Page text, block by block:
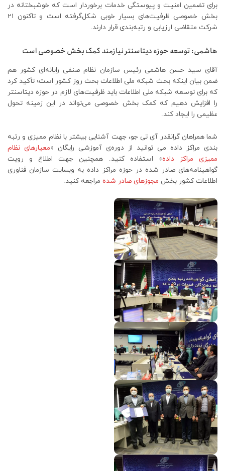
برای تضمین امنیت و پیوستگی خدمات برخوردار است که خوشبختانه در
بخش خصوصی ظرفیت‌های بسیار خوبی شکل‌گرفته است و تاکنون 21
شرکت متقاضی ارزیابی و رتبه‌بندی قرار دارند.
هاشمی: توسعه حوزه دیتاسنتر نیازمند کمک بخش خصوصی است
آقای سید حسن هاشمی رئیس سازمان نظام صنفی رایانه‌ای کشور هم
ضمن بیان اینکه بحث شبکه ملی اطلاعات بحث روز کشور است؛ تأکید کرد
که برای توسعه شبکه ملی اطلاعات باید ظرفیت‌های لازم در حوزه دیتاسنتر
را افزایش دهیم که کمک بخش خصوصی می‌تواند در این زمینه تحول
عظیمی را ایجاد کند.
شما همراهان گرانقدر آی تی جو، جهت آشنایی بیشتر با نظام ممیزی و رتبه
بندی مراکز داده می توانید از دوره‌ی آموزشی رایگان «معیارهای نظام
ممیزی مراکز داده» استفاده کنید. همچنین جهت اطلاع و رویت
گواهینامه‌های صادر شده در حوزه مراکز داده به وبسایت سازمان فناوری
اطلاعات کشور بخش مجوزهای صادر شده مراجعه کنید.